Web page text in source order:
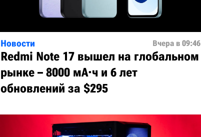
Новости Вчера в 09:46
Redmi Note 17 вышел на глобальном
рынке – 8000 мА·ч и 6 лет
обновлений за $295